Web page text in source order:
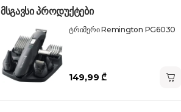
მსგავსი პროდუქტები
ტრიმერი Remington PG6030
149,99 ₾